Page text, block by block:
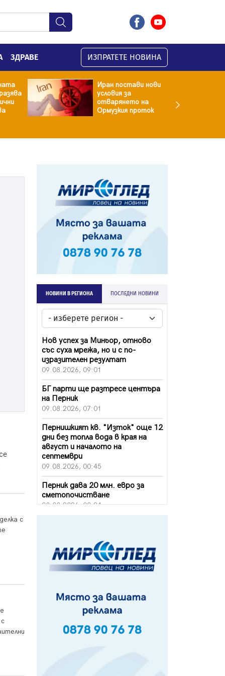
ЗДРАВЕ ИЗПРАТЕТЕ НОВИНА
Иран постави нови
условия за
отварянето на
Ормузкия проток
с
НОВИНИ В РЕГИОНА ПОСЛЕДНИ НОВИНИ
Нов успех за Миньор, отново
със суха мрежа, но и с по-
изразителен резултат
09.08.2026, 09:01
БГ парти ще разтресе центъра
на Перник
09.08.2026, 07:01
Пернишкият кв. "Изток" още 12
дни без топла вода в края на
август и началото на
септември
09.08.2026, 00:45
Перник дава 20 млн. евро за
сметопочистване
08.08.2026, 00:24
07.08.2026, 14:52
Ремонтът на ул. "Ален мак" в
Перник е в заключителен етап
Фолклорен ансамбъл „Кладница“
с голямата награда от
07.08.2026, 13:05